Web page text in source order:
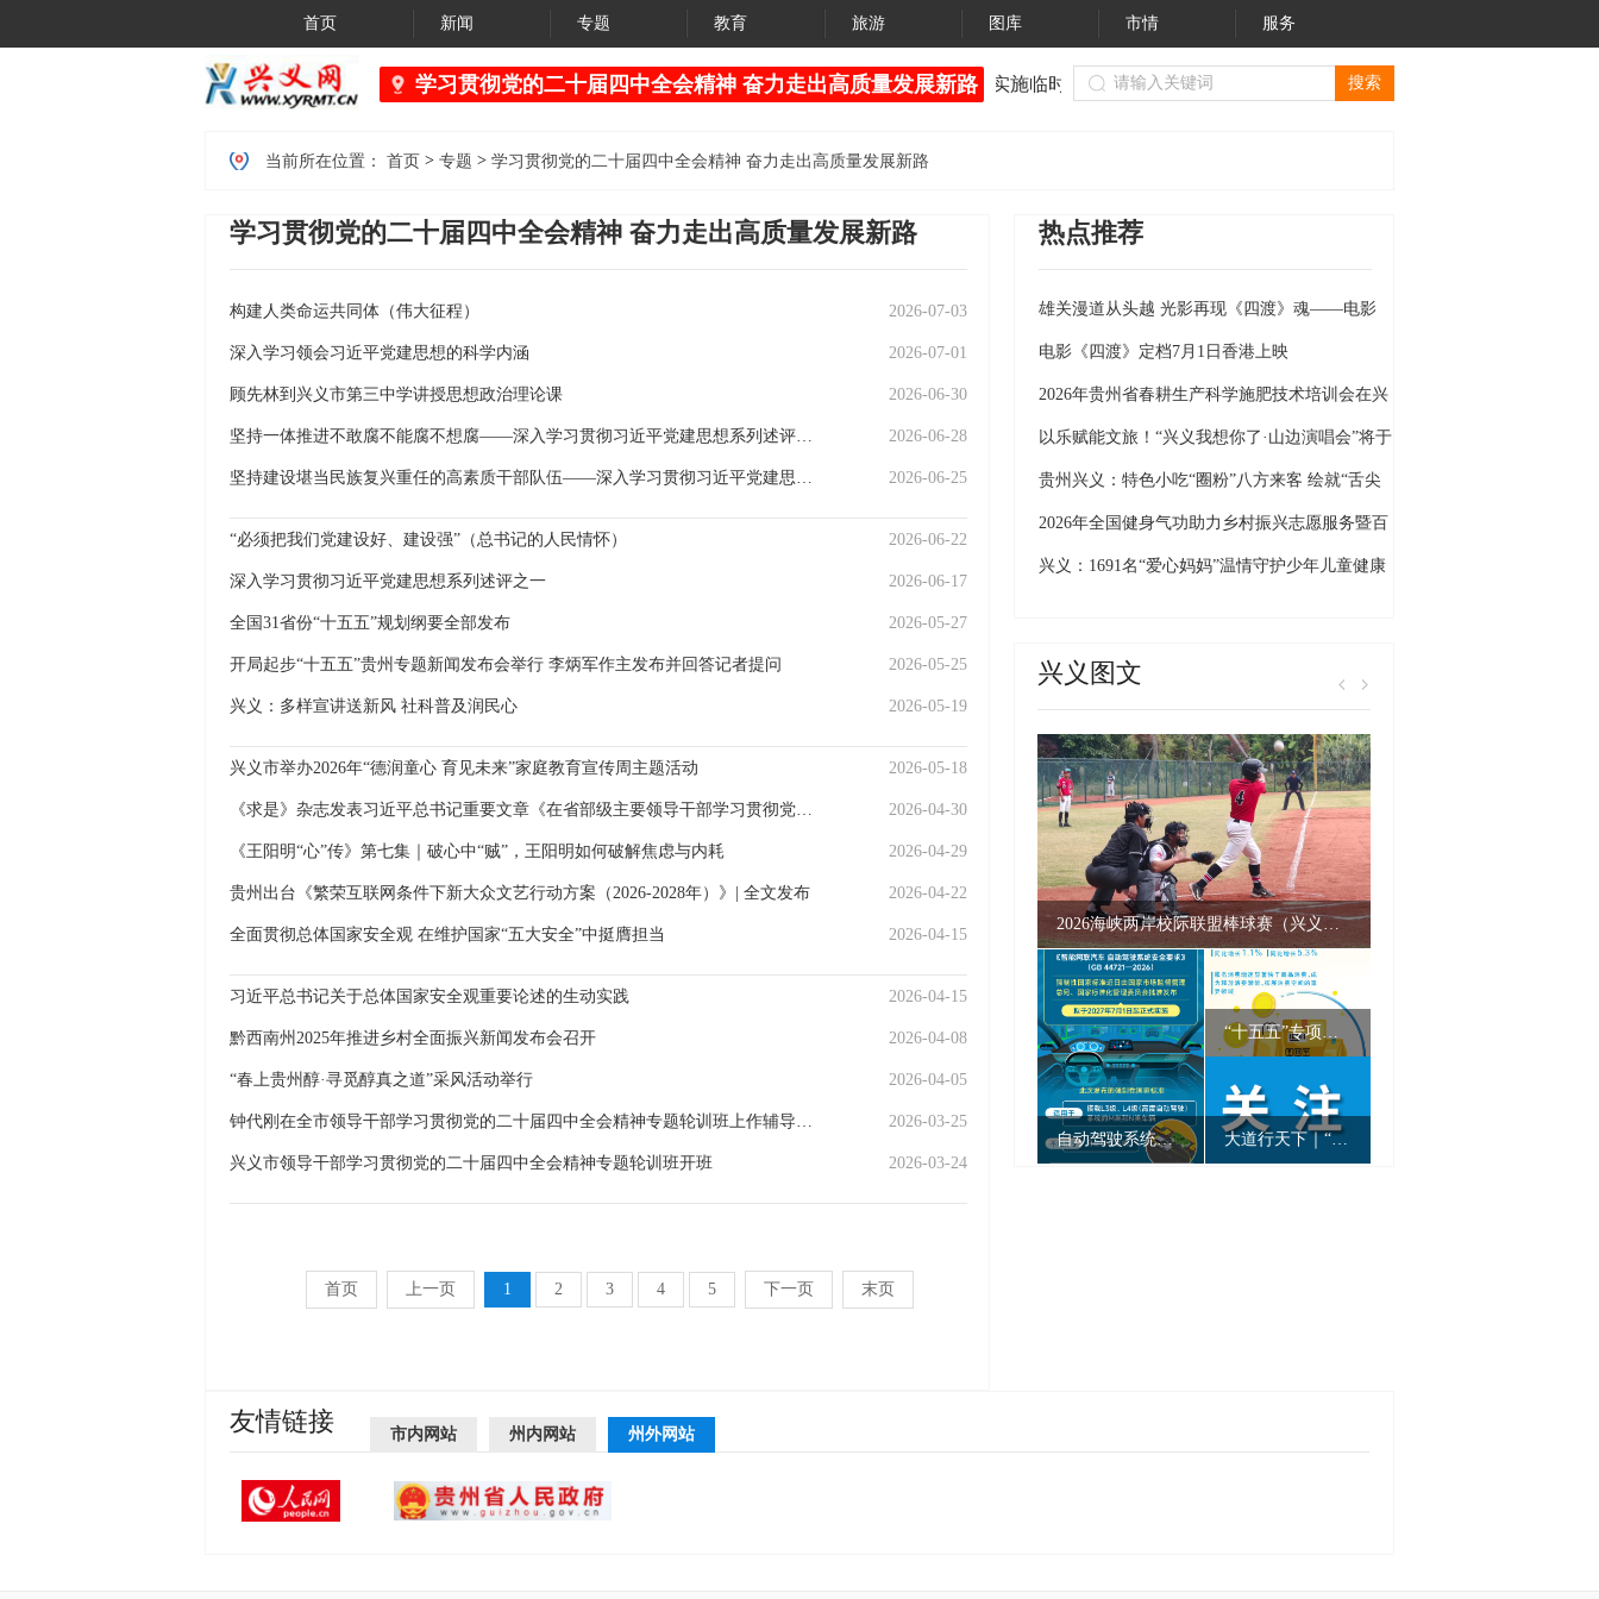
首页 新闻 专题 教育 旅游 图库 市情 服务
学习贯彻党的二十届四中全会精神 奋力走出高质量发展新路
“兴义我想你了•万峰林山边演唱会” 活动期间实施临时交通管制的通告 黔西南州关于拒绝操办、参与“升学宴”“状
当前所在位置： 首页 > 专题 > 学习贯彻党的二十届四中全会精神 奋力走出高质量发展新路
学习贯彻党的二十届四中全会精神 奋力走出高质量发展新路
构建人类命运共同体（伟大征程） 2026-07-03
深入学习领会习近平党建思想的科学内涵 2026-07-01
顾先林到兴义市第三中学讲授思想政治理论课 2026-06-30
坚持一体推进不敢腐不能腐不想腐——深入学习贯彻习近平党建思想系列述评之十二 2026-06-28
坚持建设堪当民族复兴重任的高素质干部队伍——深入学习贯彻习近平党建思想系列述评之九 2026-06-25
“必须把我们党建设好、建设强”（总书记的人民情怀） 2026-06-22
深入学习贯彻习近平党建思想系列述评之一 2026-06-17
全国31省份“十五五”规划纲要全部发布 2026-05-27
开局起步“十五五”贵州专题新闻发布会举行 李炳军作主发布并回答记者提问 2026-05-25
兴义：多样宣讲送新风 社科普及润民心 2026-05-19
兴义市举办2026年“德润童心 育见未来”家庭教育宣传周主题活动 2026-05-18
《求是》杂志发表习近平总书记重要文章《在省部级主要领导干部学习贯彻党的二十届四中全会精神专题研讨班上的讲话》 2026-04-30
《王阳明“心”传》第七集｜破心中“贼”，王阳明如何破解焦虑与内耗 2026-04-29
贵州出台《繁荣互联网条件下新大众文艺行动方案（2026-2028年）》| 全文发布 2026-04-22
全面贯彻总体国家安全观 在维护国家“五大安全”中挺膺担当 2026-04-15
习近平总书记关于总体国家安全观重要论述的生动实践 2026-04-15
黔西南州2025年推进乡村全面振兴新闻发布会召开 2026-04-08
“春上贵州醇·寻觅醇真之道”采风活动举行 2026-04-05
钟代刚在全市领导干部学习贯彻党的二十届四中全会精神专题轮训班上作辅导报告 2026-03-25
兴义市领导干部学习贯彻党的二十届四中全会精神专题轮训班开班 2026-03-24
首页 上一页 1 2 3 4 5 下一页 末页
热点推荐
雄关漫道从头越 光影再现《四渡》魂——电影
《四渡》定档6月26日
电影《四渡》定档7月1日香港上映
2026年贵州省春耕生产科学施肥技术培训会在兴
义举行
以乐赋能文旅！“兴义我想你了·山边演唱会”将于
7月18日燃情开唱
贵州兴义：特色小吃“圈粉”八方来客 绘就“舌尖
上的旅居”新画卷
2026年全国健身气功助力乡村振兴志愿服务暨百
城千村交流展示活动贵州省启动仪式（黔西南
兴义：1691名“爱心妈妈”温情守护少年儿童健康
兴义图文
2026海峡两岸校际联盟棒球赛（兴义站）激情开赛
自动驾驶系统安全要求国家标准发布
“十五五”专项规划里的“柴米油盐”
大道行天下｜“以天下之利为利”——中国元首外交的世界情怀与大国气派
友情链接 市内网站 州内网站 州外网站